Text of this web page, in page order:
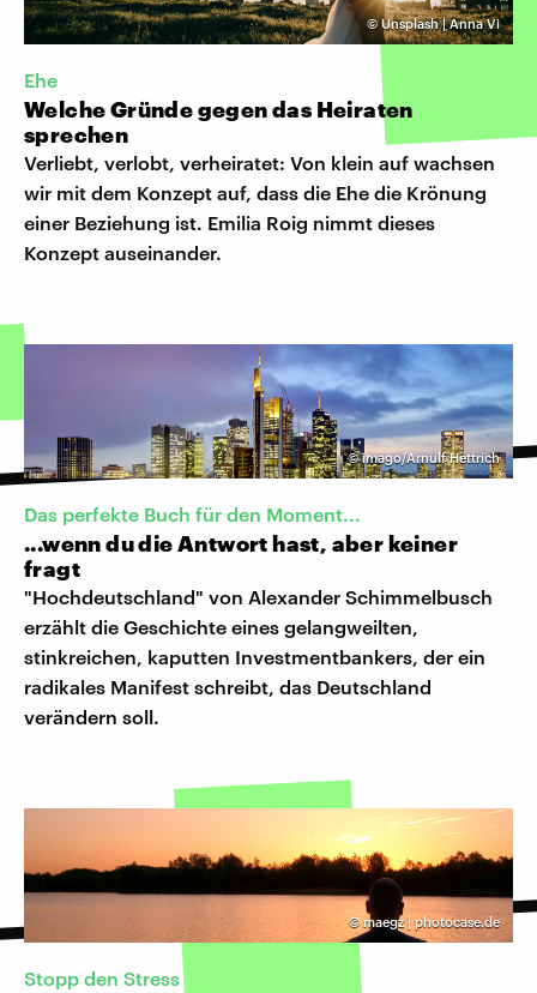
©Unsplash | Anna Vi
Ehe
Welche Gründe gegen das Heiraten
sprechen
Verliebt, verlobt, verheiratet: Von klein auf wachsen
wir mit dem Konzept auf, dass die Ehe die Krönung
einer Beziehung ist. Emilia Roig nimmt dieses
Konzept auseinander.
©imago/Arnulf Hettrich
Das perfekte Buch für den Moment...
...wenn du die Antwort hast, aber keiner
fragt
"Hochdeutschland" von Alexander Schimmelbusch
erzählt die Geschichte eines gelangweilten,
stinkreichen, kaputten Investmentbankers, der ein
radikales Manifest schreibt, das Deutschland
verändern soll.
© maegz | photocase.de
Stopp den Stress